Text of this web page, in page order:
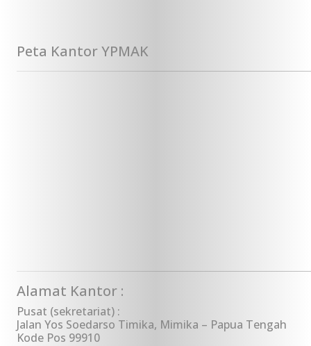
Peta Kantor YPMAK
Alamat Kantor :
Pusat (sekretariat) :
Jalan Yos Soedarso Timika, Mimika – Papua Tengah
Kode Pos 99910